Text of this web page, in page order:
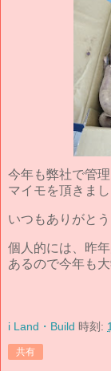
今年も弊社で管
マイモを頂きまし
いつもありがと
個人的には、昨
あるので今年も
i Land・Build 時刻:
共有